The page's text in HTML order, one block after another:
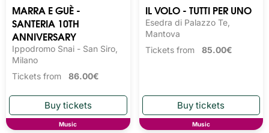
MARRA E GUÈ -
SANTERIA 10TH
ANNIVERSARY
Ippodromo Snai - San Siro,
Milano
Tickets from 86.00€
Music
IL VOLO - TUTTI PER UNO
Esedra di Palazzo Te,
Mantova
Tickets from 85.00€
Music